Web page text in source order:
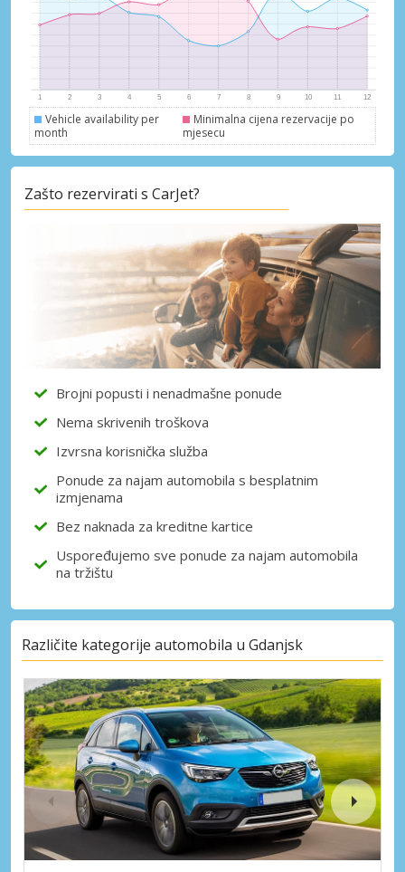
Prijava putem eLinka
Vehicle availability per
month
Minimalna cijena rezervacije po
mjesecu
Zašto rezervirati s CarJet?
Brojni popusti i nenadmašne ponude
Nema skrivenih troškova
Izvrsna korisnička služba
Ponude za najam automobila s besplatnim
izmjenama
Bez naknada za kreditne kartice
Uspoređujemo sve ponude za najam automobila
na tržištu
Različite kategorije automobila u Gdanjsk